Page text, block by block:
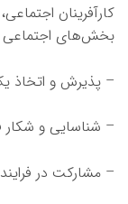
کارآفرینان
بخش‌های اجتماعی
– پذیرش و اتخاذ
– شناسایی و
– مشارکت در